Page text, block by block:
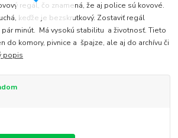
regál, čo znamená, že aj police sú kovové.
keďže je bezskrutkový. Zostaviť regál
minút. Má vysokú stabilitu a životnosť. Tieto
do komory, pivnice a špajze, ale aj do archívu či
popis